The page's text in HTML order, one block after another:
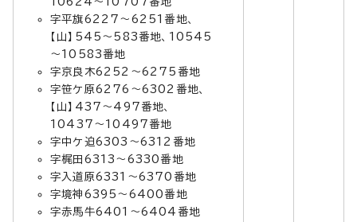
字平旗6227～6251番地、
【山】545～583番地、10545
～10583番地
字京良木6252～6275番地
字笹ケ原6276～6302番地、
【山】437～497番地、
10437～10497番地
字中ケ迫6303～6312番地
字梶田6313～6330番地
字入道原6331～6370番地
字境神6395～6400番地
字赤馬牛6401～6404番地